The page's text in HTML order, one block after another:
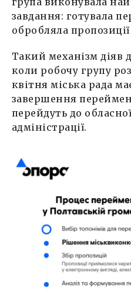
завдання: готувала
обробляла
Такий механізм діяв
коли робочу групу
квітня міська рада
завершення
перейдуть до
адміністрації.